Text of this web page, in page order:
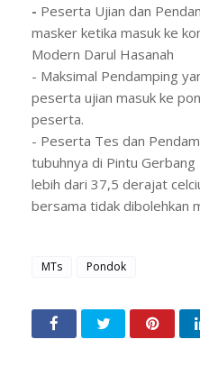
- Peserta Ujian dan
masker ketika masuk ke
Modern Darul Hasanah
- Maksimal Pendamping
peserta ujian masuk ke
peserta.
- Peserta Tes dan
tubuhnya di Pintu Gerbang
lebih dari 37,5 derajat
bersama tidak dibolehkan
MTs Pondok